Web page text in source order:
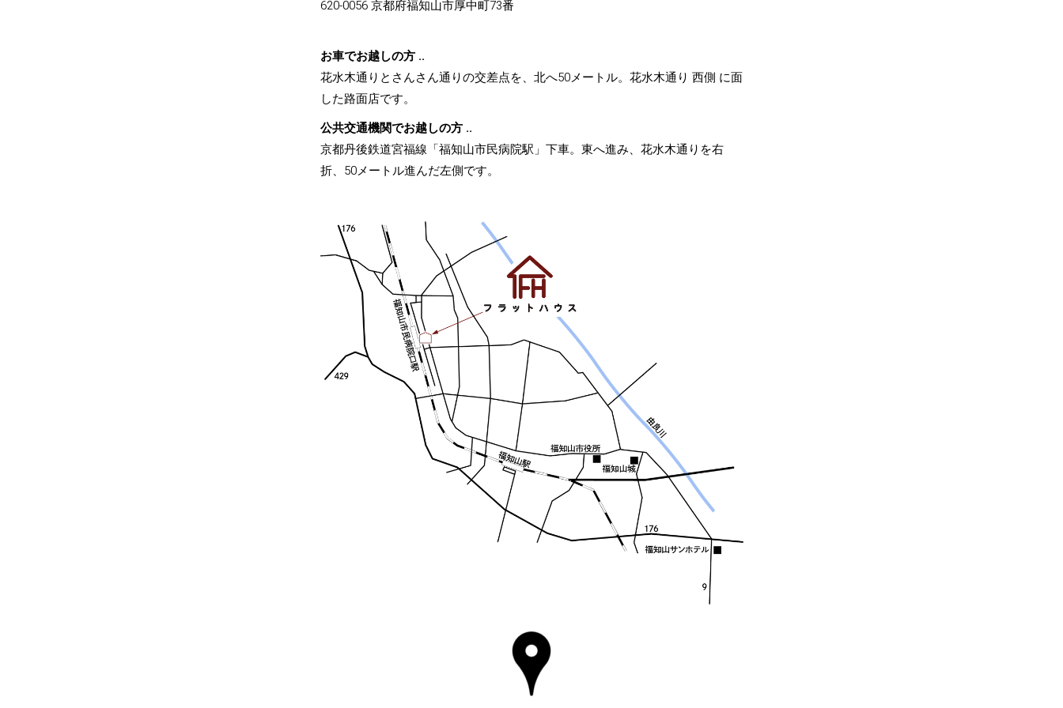
620-0056 京都府福知山市厚中町73番
お車でお越しの方 ..
花水木通りとさんさん通りの交差点を、北へ50メートル。花水木通り 西側 に面
した路面店です。
公共交通機関でお越しの方 ..
京都丹後鉄道宮福線「福知山市民病院駅」下車。東へ進み、花水木通りを右
折、50メートル進んだ左側です。